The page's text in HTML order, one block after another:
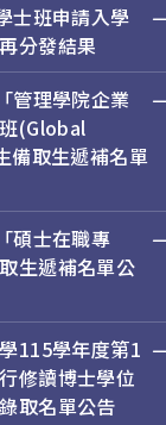
士班申請入學
分發結果
管理學院企業
(Global
備取生遞補名單
碩士在職專
生遞補名單公
115學年度第1
修讀博士學位
取名單公告